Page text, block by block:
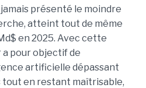
jamais présenté le moindre
atteint tout de même
en 2025. Avec cette
a pour objectif de
artificielle dépassant
tout en restant maîtrisable,